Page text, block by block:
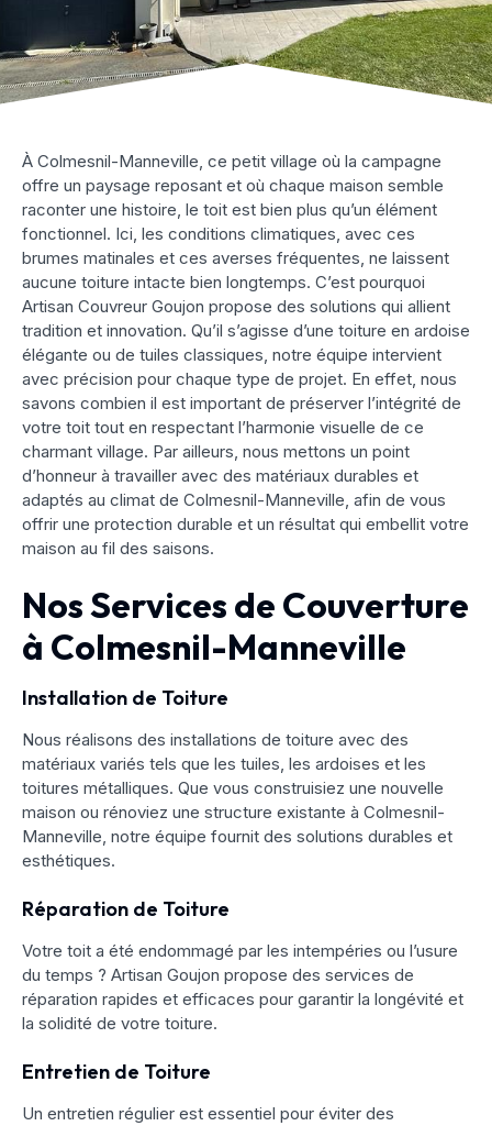
À Colmesnil-Manneville, ce petit village où la campagne
offre un paysage reposant et où chaque maison semble
raconter une histoire, le toit est bien plus qu’un élément
fonctionnel. Ici, les conditions climatiques, avec ces
brumes matinales et ces averses fréquentes, ne laissent
aucune toiture intacte bien longtemps. C’est pourquoi
Artisan Couvreur Goujon propose des solutions qui allient
tradition et innovation. Qu’il s’agisse d’une toiture en ardoise
élégante ou de tuiles classiques, notre équipe intervient
avec précision pour chaque type de projet. En effet, nous
savons combien il est important de préserver l’intégrité de
votre toit tout en respectant l’harmonie visuelle de ce
charmant village. Par ailleurs, nous mettons un point
d’honneur à travailler avec des matériaux durables et
adaptés au climat de Colmesnil-Manneville, afin de vous
offrir une protection durable et un résultat qui embellit votre
maison au fil des saisons.
Nos Services de Couverture
à Colmesnil-Manneville
Installation de Toiture
Nous réalisons des installations de toiture avec des
matériaux variés tels que les tuiles, les ardoises et les
toitures métalliques. Que vous construisiez une nouvelle
maison ou rénoviez une structure existante à Colmesnil-
Manneville, notre équipe fournit des solutions durables et
esthétiques.
Réparation de Toiture
Votre toit a été endommagé par les intempéries ou l’usure
du temps ? Artisan Goujon propose des services de
réparation rapides et efficaces pour garantir la longévité et
la solidité de votre toiture.
Entretien de Toiture
Un entretien régulier est essentiel pour éviter des